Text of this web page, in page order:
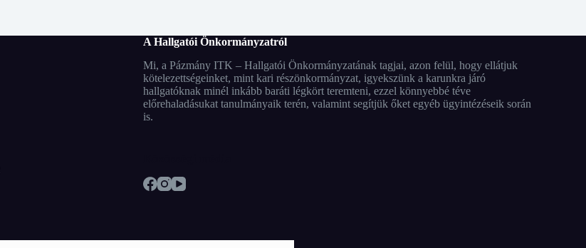
A Hallgatói Önkormányzatról
Mi, a Pázmány ITK – Hallgatói Önkormányzatának tagjai, azon felül, hogy ellátjuk
kötelezettségeinket, mint kari részönkormányzat, igyekszünk a karunkra járó
hallgatóknak minél inkább baráti légkört teremteni, ezzel könnyebbé téve
előrehaladásukat tanulmányaik terén, valamint segítjük őket egyéb ügyintézéseik során
is.